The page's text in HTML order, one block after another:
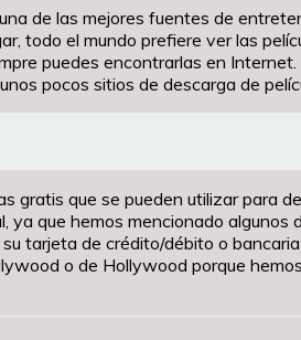
de las mejores fuentes de
todo el mundo prefiere ver las
puedes encontrarlas en
pocos sitios de descarga de
que se pueden utilizar para
que hemos mencionado
tarjeta de crédito/débito o
o de Hollywood porque